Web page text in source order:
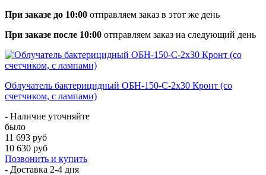
При заказе до 10:00 отправляем заказ в этот же день
При заказе после 10:00 отправляем заказ на следующий день
Облучатель бактерицидный ОБН-150-С-2x30 Кронт (со
счетчиком, с лампами)
- Наличие уточняйте
было
11 693 руб
10 630 руб
Позвонить и купить
- Доставка 2-4 дня